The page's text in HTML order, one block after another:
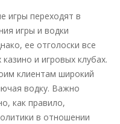
игры переходят в
игры и водки
ее отголоски все
и игровых клубах.
клиентам широкий
водку. Важно
как правило,
в отношении